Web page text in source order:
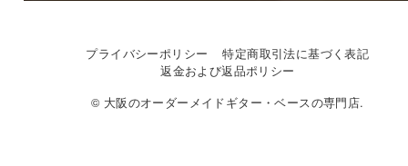
プライバシーポリシー
特定商取引法に基づく表記
返金および返品ポリシー
© 大阪のオーダーメイドギター・ベースの専門店.